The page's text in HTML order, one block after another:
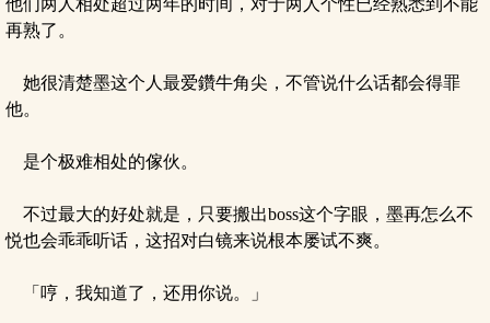
他们两人相处超过两年的时间，对于两人个性已经熟悉到不能
再熟了。
她很清楚墨这个人最爱鑽牛角尖，不管说什么话都会得罪
他。
是个极难相处的傢伙。
不过最大的好处就是，只要搬出boss这个字眼，墨再怎么不
悦也会乖乖听话，这招对白镜来说根本屡试不爽。
「哼，我知道了，还用你说。」